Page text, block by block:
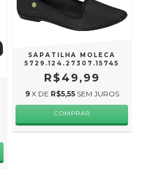
SAPATILHA MOLECA
5729.124.27307.15745
R$49,99
9 X DE R$5,55 SEM JUROS
COMPRAR